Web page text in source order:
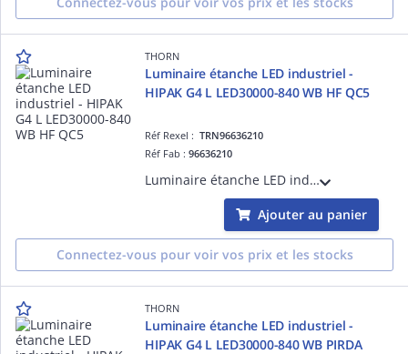
THORN
Luminaire étanche LED industriel -
HIPAK G4 L LED30000-840 WB HF QC5
Réf Rexel :TRN96636210
Réf Fab :96636210
Luminaire étanche LED industriel - HIPAK G4 L LED30000-840 WB HF QC5 - Alimentation pour luminaires LED ¿ 30000 lm ¿ 170.6W ¿ 30° ¿ 4000K ¿ IP65
Ajouter au panier
Connectez-vous pour voir vos prix et les stocks
THORN
Luminaire étanche LED industriel -
HIPAK G4 L LED30000-840 WB PIRDA